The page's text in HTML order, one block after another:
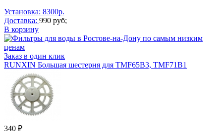
Установка: 8300р.
Доставка: 990 руб;
В корзину
Заказ в один клик
RUNXIN Большая шестерня для TMF65B3, TMF71В1
340 ₽